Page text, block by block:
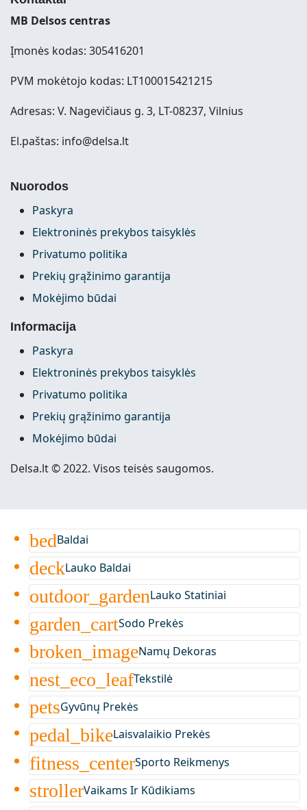
MB Delsos centras
Įmonės kodas: 305416201
PVM mokėtojo kodas: LT100015421215
Adresas: V. Nagevičiaus g. 3, LT-08237, Vilnius
El.paštas: info@delsa.lt
Nuorodos
Paskyra
Elektroninės prekybos taisyklės
Privatumo politika
Prekių grąžinimo garantija
Mokėjimo būdai
Informacija
Paskyra
Elektroninės prekybos taisyklės
Privatumo politika
Prekių grąžinimo garantija
Mokėjimo būdai
Delsa.lt © 2022. Visos teisės saugomos.
bedBaldai
deckLauko Baldai
outdoor_gardenLauko Statiniai
garden_cartSodo Prekės
broken_imageNamų Dekoras
nest_eco_leafTekstilė
petsGyvūnų Prekės
pedal_bikeLaisvalaikio Prekės
fitness_centerSporto Reikmenys
strollerVaikams Ir Kūdikiams